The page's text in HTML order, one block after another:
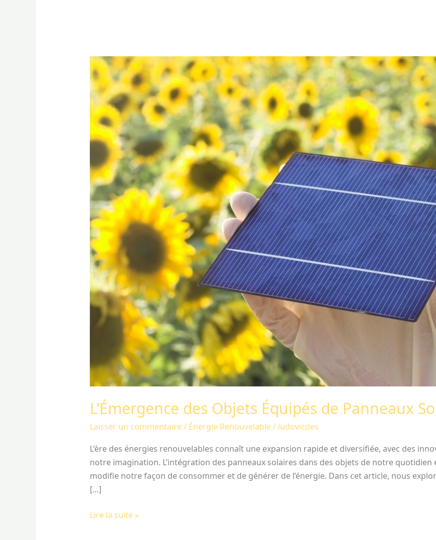
L’Émergence des Objets Équipés de Panneaux
Laisser un commentaire/ Énergie Renouvelable/ ludovicdes
L’ère des énergies renouvelables connaît une expansion rapide et diversifiée, avec des
notre imagination. L’intégration des panneaux solaires dans des objets de notre
modifie notre façon de consommer et de générer de l’énergie. Dans cet article, nous
[…]
L’Émergence
des
Objets
Équipés
de
Panneaux
Solaires
Intégrés
Lire la suite »